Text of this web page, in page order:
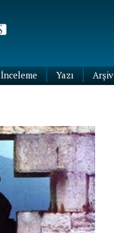
İnceleme
Yazı
Yazıları
Arşiv